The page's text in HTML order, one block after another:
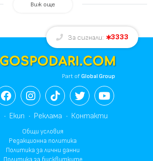
Виж още
За сигнали: 3333
Part ofGlobal Group
Екип Реклама Контакти
Общи условия
Редакционна политика
Политика за лични данни